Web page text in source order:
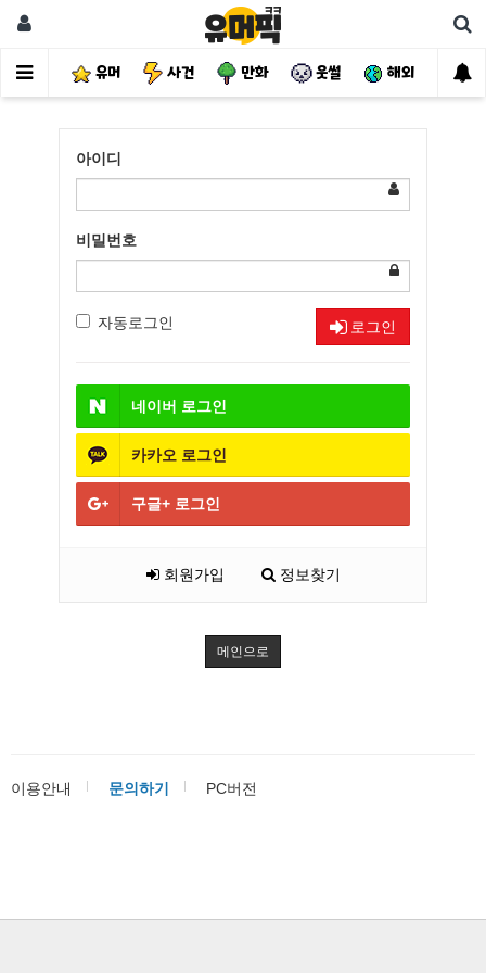
유머 사건 만화 웃썰 해외 핫
아이디
비밀번호
자동로그인 로그인
네이버 로그인
카카오 로그인
구글+ 로그인
회원가입 정보찾기
메인으로
이용안내 문의하기 PC버전